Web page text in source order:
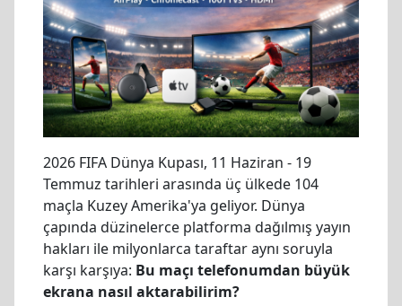
2026 FIFA Dünya Kupası, 11 Haziran - 19
Temmuz tarihleri arasında üç ülkede 104
maçla Kuzey Amerika'ya geliyor. Dünya
çapında düzinelerce platforma dağılmış yayın
hakları ile milyonlarca taraftar aynı soruyla
karşı karşıya: Bu maçı telefonumdan büyük
ekrana nasıl aktarabilirim?